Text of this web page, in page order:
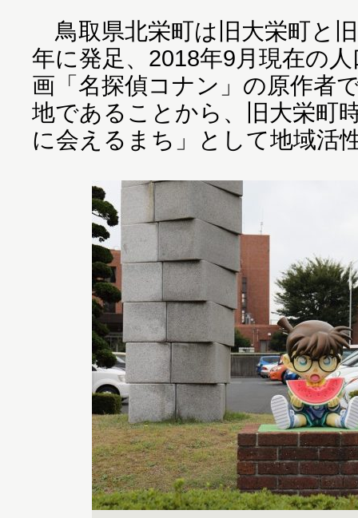
鳥取県北栄町は旧大栄町と
年に発足、2018年9月現在の
画「名探偵コナン」の原作者
地であることから、旧大栄町
に会えるまち」として地域活